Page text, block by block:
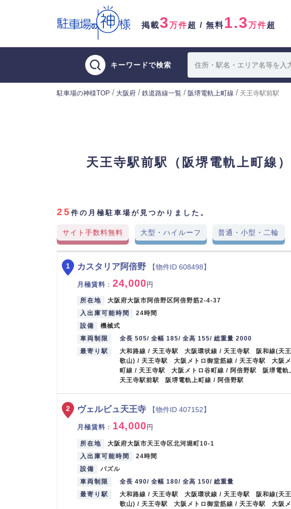
掲載3万件超 / 無料1.3万件超
キーワードで検索
駐車場の神様TOP / 大阪府 / 鉄道路線一覧 / 阪堺電軌上町線 / 天王寺駅前駅
天王寺駅前駅（阪堺電軌上町線
25 件の月極駐車場が見つかりました。
サイト手数料無料 大型・ハイルーフ 普通・小型・二輪
カスタリア阿倍野 【物件ID 608498】
月極賃料 ： 24,000 円
所在地
大阪府大阪市阿倍野区阿倍野筋2-4-37
入出庫可能時間
24時間
設備
機械式
車両制限
全長 505/ 全幅 185/ 全高 155/ 総重量 2000
最寄り駅
大和路線 / 天王寺駅 大阪環状線 / 天王寺駅 阪和線(天王
歌山) / 天王寺駅 大阪メトロ御堂筋線 / 天王寺駅 大阪
町線 / 天王寺駅 大阪メトロ谷町線 / 阿倍野駅 阪堺電軌
天王寺駅前駅 阪堺電軌上町線 / 阿倍野駅
1
ヴェルビュ天王寺 【物件ID 407152】
月極賃料 ： 14,000 円
所在地
大阪府大阪市天王寺区北河堀町10-1
入出庫可能時間
24時間
設備
パズル
車両制限
全長 490/ 全幅 180/ 全高 150/ 総重量
最寄り駅
大和路線 / 天王寺駅 大阪環状線 / 天王寺駅 阪和線(天
歌山) / 天王寺駅 大阪メトロ御堂筋線 / 天王寺駅 大阪
2